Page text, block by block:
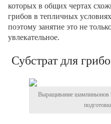
которых в общих чертах
грибов в тепличных
поэтому занятие это не
увлекательное.
Субстрат для
Выращивание шампиньонов